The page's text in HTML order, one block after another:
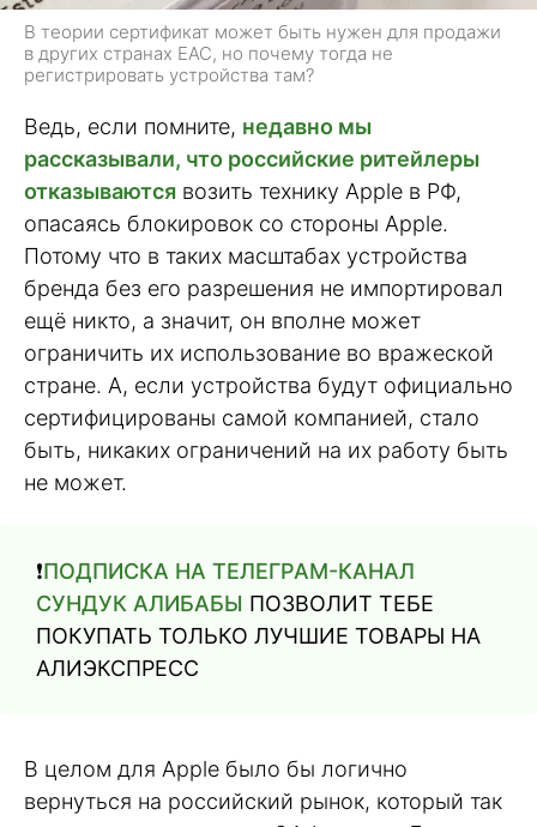
В теории сертификат может быть нужен для продажи
в других странах ЕАС, но почему тогда не
регистрировать устройства там?
Ведь, если помните, недавно мы
рассказывали, что российские ритейлеры
отказываются возить технику Apple в РФ,
опасаясь блокировок со стороны Apple.
Потому что в таких масштабах устройства
бренда без его разрешения не импортировал
ещё никто, а значит, он вполне может
ограничить их использование во вражеской
стране. А, если устройства будут официально
сертифицированы самой компанией, стало
быть, никаких ограничений на их работу быть
не может.
❗️ПОДПИСКА НА ТЕЛЕГРАМ-КАНАЛ
СУНДУК АЛИБАБЫ ПОЗВОЛИТ ТЕБЕ
ПОКУПАТЬ ТОЛЬКО ЛУЧШИЕ ТОВАРЫ НА
АЛИЭКСПРЕСС
В целом для Apple было бы логично
вернуться на российский рынок, который так